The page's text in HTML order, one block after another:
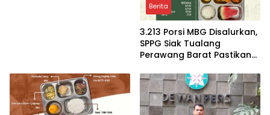
Berita
3.213 Porsi MBG Disalurkan,
SPPG Siak Tualang
Perawang Barat Pastikan
Sesuai Standar Gizi